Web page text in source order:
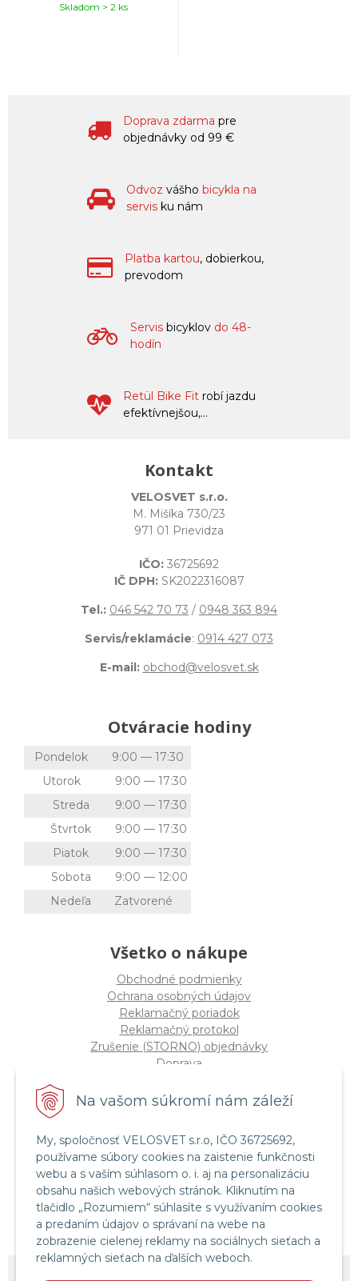
Na vašom súkromí nám záleží
My, spoločnosť VELOSVET s.r.o, IČO 36725692,
používame súbory cookies na zaistenie funkčnosti
webu a s vaším súhlasom o. i. aj na personalizáciu
obsahu našich webových stránok. Kliknutím na
tlačidlo „Rozumiem“ súhlasíte s využívaním cookies
a predaním údajov o správaní na webe na
zobrazenie cielenej reklamy na sociálnych sieťach a
reklamných sieťach na ďalších weboch.
Skladom > 2 ks
Doprava zdarma pre
objednávky od 99 €
Odvoz vášho bicykla na
servis ku nám
Platba kartou, dobierkou,
prevodom
Servis bicyklov do 48-
hodín
Retül Bike Fit robí jazdu
efektívnejšou,...
Kontakt
VELOSVET s.r.o.
M. Mišíka 730/23
971 01 Prievidza
IČO: 36725692
IČ DPH: SK2022316087
Tel.: 046 542 70 73 / 0948 363 894
Servis/reklamácie: 0914 427 073
E-mail: obchod@velosvet.sk
Otváracie hodiny
Pondelok
9:00 — 17:30
Utorok
9:00 — 17:30
Streda
9:00 — 17:30
Štvrtok
9:00 — 17:30
Piatok
9:00 — 17:30
Sobota
9:00 — 12:00
Nedeľa
Zatvorené
Všetko o nákupe
Obchodné podmienky
Ochrana osobných údajov
Reklamačný poriadok
Reklamačný protokol
Zrušenie (STORNO) objednávky
Doprava
Štatút súťaže "Vianoce 2025"
Servis a služby
Servis bicyklov a elektrobicyklov
Retül Bike Fit
Instagram Velosvet
Facebook Velosvet